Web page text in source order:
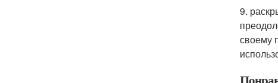
9.
своему